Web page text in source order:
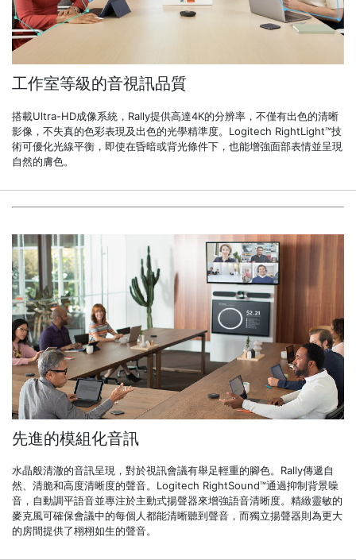
工作室等級的音視訊品質
搭載Ultra-HD成像系統，Rally提供高達4K的分辨率，不僅有出色的清晰
影像，不失真的色彩表現及出色的光學精準度。Logitech RightLight™技
術可優化光線平衡，即使在昏暗或背光條件下，也能增強面部表情並呈現
自然的膚色。
先進的模組化音訊
水晶般清澈的音訊呈現，對於視訊會議有舉足輕重的腳色。Rally傳遞自
然、清脆和高度清晰度的聲音。Logitech RightSound™通過抑制背景噪
音，自動調平語音並專注於主動式揚聲器來增強語音清晰度。精緻靈敏的
麥克風可確保會議中的每個人都能清晰聽到聲音，而獨立揚聲器則為更大
的房間提供了栩栩如生的聲音。